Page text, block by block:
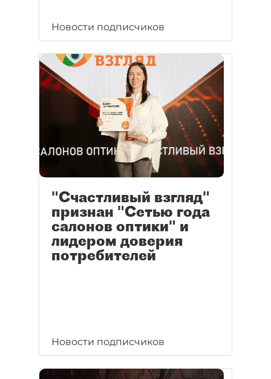
Новости подписчиков
"Счастливый взгляд"
признан "Сетью года
салонов оптики" и
лидером доверия
потребителей
Новости подписчиков